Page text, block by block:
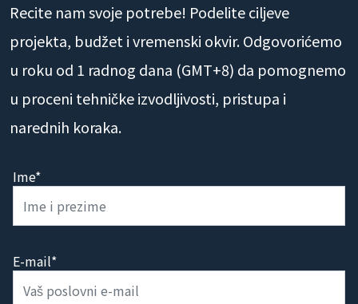
Recite nam svoje potrebe! Podelite ciljeve
projekta, budžet i vremenski okvir. Odgovorićemo
u roku od 1 radnog dana (GMT+8) da pomognemo
u proceni tehničke izvodljivosti, pristupa i
narednih koraka.
Ime*
E-mail*